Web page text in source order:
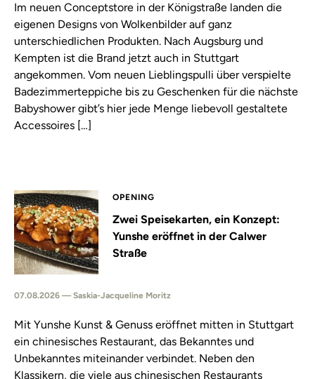
Im neuen Conceptstore in der Königstraße landen die
eigenen Designs von Wolkenbilder auf ganz
unterschiedlichen Produkten. Nach Augsburg und
Kempten ist die Brand jetzt auch in Stuttgart
angekommen. Vom neuen Lieblingspulli über verspielte
Badezimmerteppiche bis zu Geschenken für die nächste
Babyshower gibt’s hier jede Menge liebevoll gestaltete
Accessoires […]
OPENING
Zwei Speisekarten, ein Konzept:
Yunshe eröffnet in der Calwer
Straße
07.08.2026 — Saskia-Jacqueline Moritz
Mit Yunshe Kunst & Genuss eröffnet mitten in Stuttgart
ein chinesisches Restaurant, das Bekanntes und
Unbekanntes miteinander verbindet. Neben den
Klassikern, die viele aus chinesischen Restaurants